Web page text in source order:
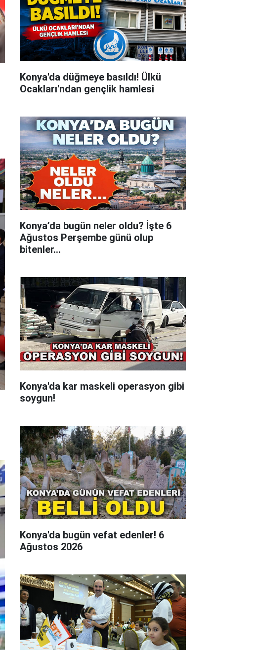
Konya'da düğmeye basıldı! Ülkü
Ocakları'ndan gençlik hamlesi
Konya’da bugün neler oldu? İşte 6
Ağustos Perşembe günü olup
bitenler…
Konya'da kar maskeli operasyon gibi
soygun!
Konya'da bugün vefat edenler! 6
Ağustos 2026